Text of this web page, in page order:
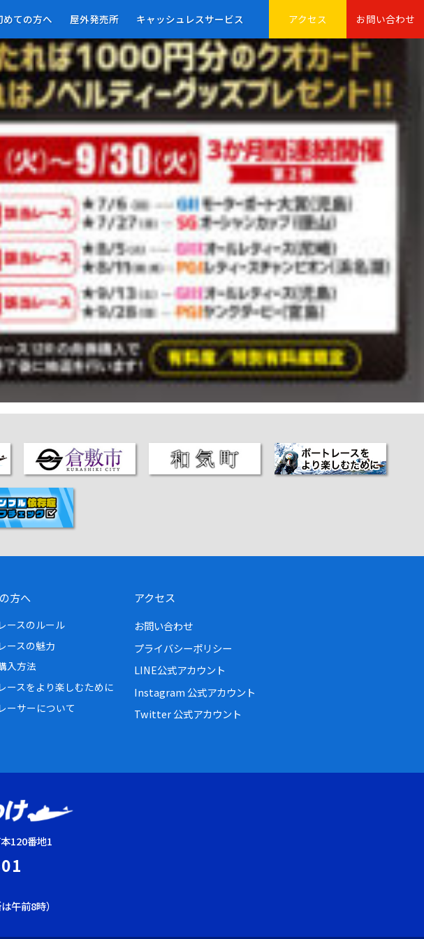
めての方へ 屋外発売所 キャッシュレスサービス アクセス お問い合わせ
方へ
ースのルール
ースの魅力
入方法
ースをより楽しむために
ーサーについて
アクセス
お問い合わせ
プライバシーポリシー
LINE公式アカウント
Instagram 公式アカウント
Twitter 公式アカウント
120番地1
午前8時）